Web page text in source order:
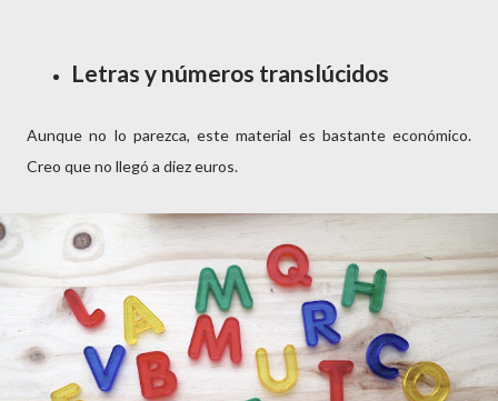
Letras y números translúcidos
Aunque no lo parezca, este material es bastante económico.
Creo que no llegó a diez euros.